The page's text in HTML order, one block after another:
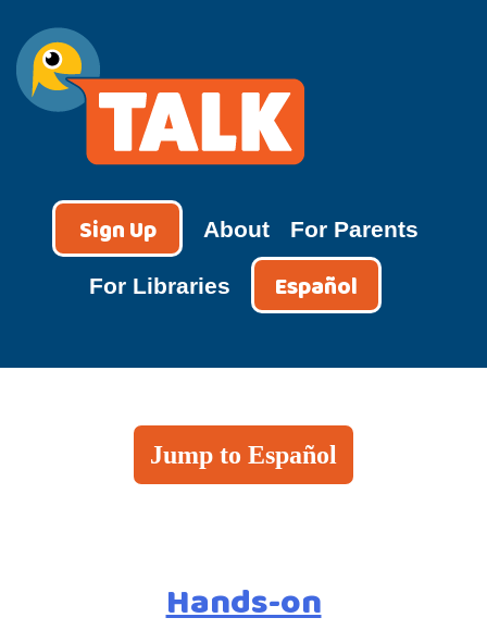
content
TALK
Sign Up About For Parents
For Libraries Español
Jump to Español
Hands-on